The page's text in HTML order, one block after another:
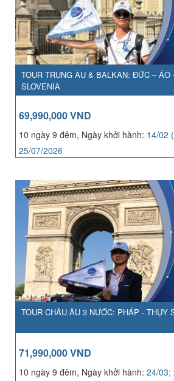
TOUR TRUNG ÂU & BALKAN: ĐỨC – ÁO
SLOVENIA
69,990,000 VND
10 ngày 9 đêm, Ngày khởi hành: 14/02
25/07/2026
TOUR CHÂU ÂU 3 NƯỚC: PHÁP - THỤY
71,990,000 VND
10 ngày 9 đêm, Ngày khởi hành: 24/03;